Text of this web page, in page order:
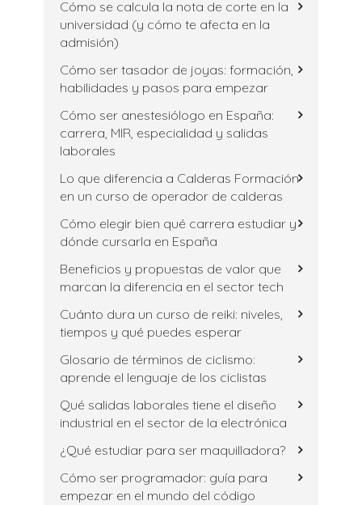
Cómo se calcula la nota de corte en la
universidad (y cómo te afecta en la
admisión)
Cómo ser tasador de joyas: formación,
habilidades y pasos para empezar
Cómo ser anestesiólogo en España:
carrera, MIR, especialidad y salidas
laborales
Lo que diferencia a Calderas Formación
en un curso de operador de calderas
Cómo elegir bien qué carrera estudiar y
dónde cursarla en España
Beneficios y propuestas de valor que
marcan la diferencia en el sector tech
Cuánto dura un curso de reiki: niveles,
tiempos y qué puedes esperar
Glosario de términos de ciclismo:
aprende el lenguaje de los ciclistas
Qué salidas laborales tiene el diseño
industrial en el sector de la electrónica
¿Qué estudiar para ser maquilladora?
Cómo ser programador: guía para
empezar en el mundo del código